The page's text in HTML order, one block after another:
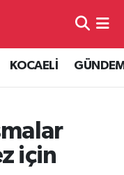
KOCAELİ
için